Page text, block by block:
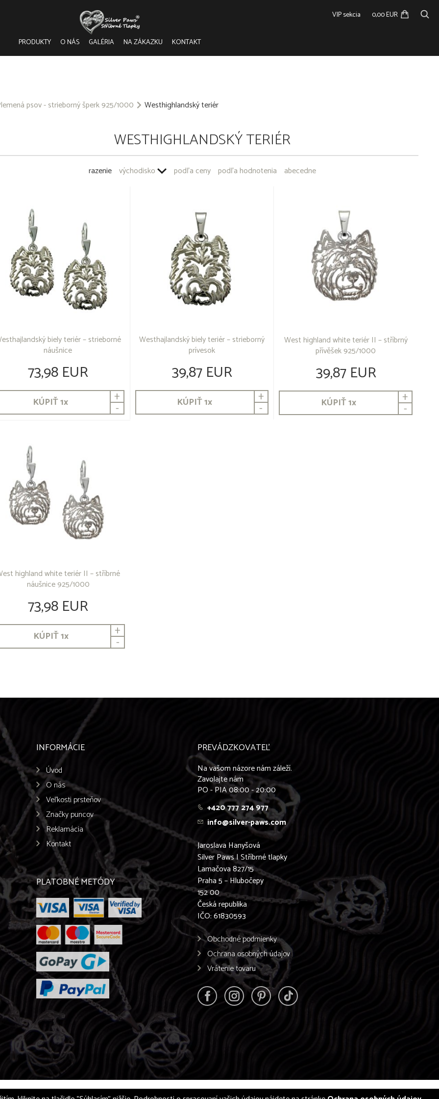
VIP sekcia 0,00 EUR
PRODUKTY O NÁS GALÉRIA NA ZÁKAZKU KONTAKT
psov - strieborný šperk 925/1000 Westhighlandský teriér
WESTHIGHLANDSKÝ TERIÉR
razenie východisko podľa ceny podľa hodnotenia abecedne
biely teriér – strieborné
náušnice
73,98 EUR
KÚPIŤ1x +
-
Westhajlandský biely teriér – strieborný
prívesok
39,87 EUR
KÚPIŤ1x +
-
West highland white teriér II – stříbrný
přívěšek 925/1000
39,87 EUR
KÚPIŤ1x +
-
highland white teriér II – stříbrné
náušnice 925/1000
73,98 EUR
KÚPIŤ1x +
-
INFORMÁCIE
Úvod
O nás
Veľkosti prsteňov
Značky puncov
Reklamácia
Kontakt
PLATOBNÉ METÓDY
PREVÁDZKOVATEĽ
Na vašom názore nám záleží.
Zavolajte nám
PO - PIA 08:00 - 20:00
+420 777 274 977
info@silver-paws.com
Jaroslava Hanyšová
Silver Paws | Stříbrné tlapky
Lamačova 827/15
Praha 5 – Hlubočepy
152 00
Česká republika
IČO: 61830593
Obchodné podmienky
Ochrana osobných údajov
Vrátenie tovaru